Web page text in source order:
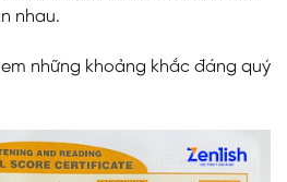
nhau.
những khoảng khắc đáng quý